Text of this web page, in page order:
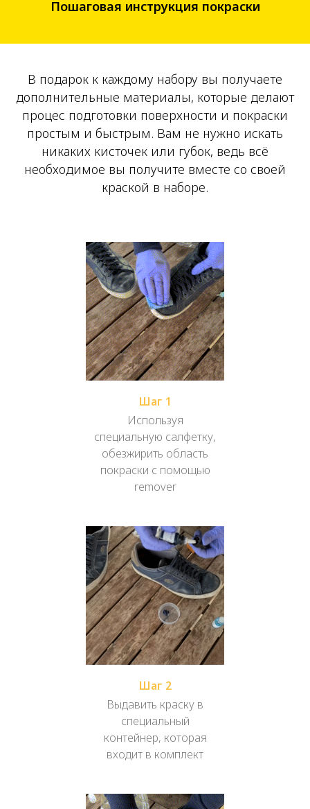
Пошаговая инструкция покраски
В подарок к каждому набору вы получаете
дополнительные материалы, которые делают
процес подготовки поверхности и покраски
простым и быстрым. Вам не нужно искать
никаких кисточек или губок, ведь всё
необходимое вы получите вместе со своей
краской в наборе.
Шаг 1
Используя
специальную салфетку,
обезжирить область
покраски с помощью
remover
Шаг 2
Выдавить краску в
специальный
контейнер, которая
входит в комплект